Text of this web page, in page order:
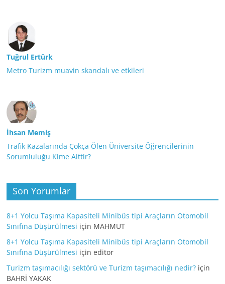
Tuğrul Ertürk
Metro Turizm muavin skandalı ve etkileri
İhsan Memiş
Trafik Kazalarında Çokça Ölen Üniversite Öğrencilerinin
Sorumluluğu Kime Aittir?
Son Yorumlar
8+1 Yolcu Taşıma Kapasiteli Minibüs tipi Araçların Otomobil
Sınıfına Düşürülmesi için MAHMUT
8+1 Yolcu Taşıma Kapasiteli Minibüs tipi Araçların Otomobil
Sınıfına Düşürülmesi içineditor
Turizm taşımacılığı sektörü ve Turizm taşımacılığı nedir? için
BAHRİ YAKAK